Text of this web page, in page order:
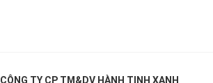
CÔNG TY CP TM&DV HÀNH TINH XANH